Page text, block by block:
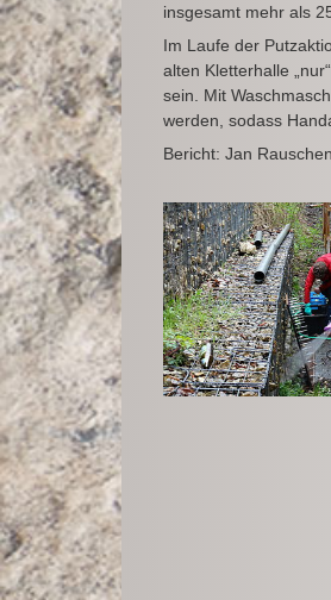
insgesamt mehr als
Im Laufe der
alten Kletterhalle
sein. Mit
werden, sodass
Bericht: Jan